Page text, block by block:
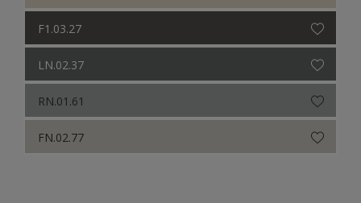
F1.03.27
LN.02.37
RN.01.61
FN.02.77